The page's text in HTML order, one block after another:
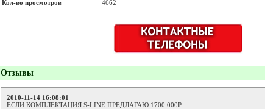
Кол-во просмотров 4662
Отзывы
2010-11-14 16:08:01
ЕСЛИ КОМПЛЕКТАЦИЯ S-LINE ПРЕДЛАГАЮ 1700 000Р.